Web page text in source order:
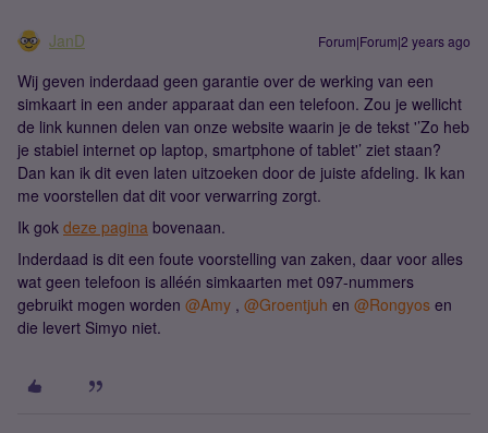
JanD Forum|Forum|2 years ago
Wij geven inderdaad geen garantie over de werking van een
simkaart in een ander apparaat dan een telefoon. Zou je wellicht
de link kunnen delen van onze website waarin je de tekst '’Zo heb
je stabiel internet op laptop, smartphone of tablet'’ ziet staan?
Dan kan ik dit even laten uitzoeken door de juiste afdeling. Ik kan
me voorstellen dat dit voor verwarring zorgt.
Ik gok deze pagina bovenaan.
Inderdaad is dit een foute voorstelling van zaken, daar voor alles
wat geen telefoon is alléén simkaarten met 097-nummers
gebruikt mogen worden @Amy , @Groentjuh en @Rongyos en
die levert Simyo niet.